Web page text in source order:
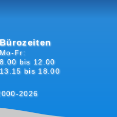
Bürozeiten
Mo-Fr:
8.00 bis 12.00
13.15 bis 18.00
2026